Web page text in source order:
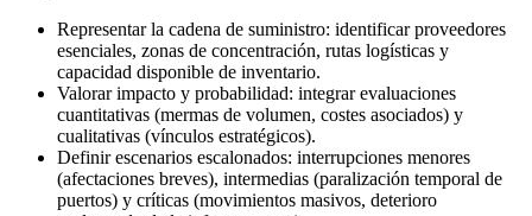
Representar la cadena de suministro: identificar proveedores
esenciales, zonas de concentración, rutas logísticas y
capacidad disponible de inventario.
Valorar impacto y probabilidad: integrar evaluaciones
cuantitativas (mermas de volumen, costes asociados) y
cualitativas (vínculos estratégicos).
Definir escenarios escalonados: interrupciones menores
(afectaciones breves), intermedias (paralización temporal de
puertos) y críticas (movimientos masivos, deterioro